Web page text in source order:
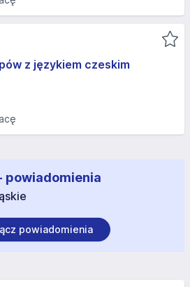
z językiem czeskim
powiadomienia
powiadomienia